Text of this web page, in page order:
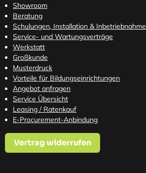
Showroom
Beratung
Schulungen, Installation & Inbetriebnahme
Service- und Wartungsverträge
Werkstatt
Großkunde
Musterdruck
Vorteile für Bildungseinrichtungen
Angebot anfragen
Service Übersicht
Leasing / Ratenkauf
E-Procurement-Anbindung
Vertrag widerrufen